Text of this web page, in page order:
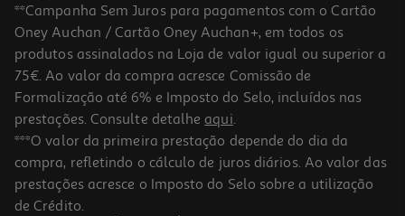
Meias Eu Sinto Vergonha Tamanho 31-35
7.99 €/un
7,99 €
**Campanha Sem Juros para pagamentos com o Cartão
Oney Auchan / Cartão Oney Auchan+, em todos os
produtos assinalados na Loja de valor igual ou superior a
75€. Ao valor da compra acresce Comissão de
Formalização até 6% e Imposto do Selo, incluídos nas
prestações. Consulte detalhe aqui.
***O valor da primeira prestação depende do dia da
compra, refletindo o cálculo de juros diários. Ao valor das
prestações acresce o Imposto do Selo sobre a utilização
de Crédito.